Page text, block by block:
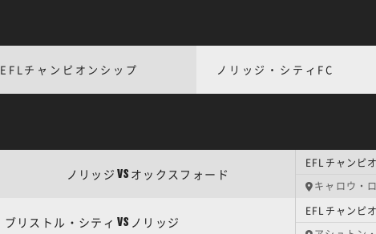
EFLチャンピオンシップ ノリッジ・シティFC
ノリッジ VS オックスフォード
EFLチャン
キャロウ・
ブリストル・シティ VS ノリッジ
EFLチャン